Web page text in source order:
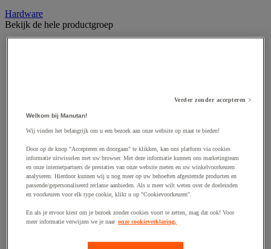
Hardware
Bekijk de hele productgroep
Draadstift
Haak en schroefoog
Ketting en trekkoord
Moer
Nagel en blindklinktang
Plug en pin
Punten, spijkers en nieten
Regelvoet
Ring
Scharnierpen, -strip en geheng
Verder zonder accepteren >
Welkom bij Manutan!
Wij vinden het belangrijk om u een bezoek aan onze website op maat te bieden!
Door op de knop "Accepteren en doorgaan" te klikken, kan ons platform via cookies
informatie uitwisselen met uw browser. Met deze informatie kunnen ons marketingteam
en onze internetpartners de prestaties van onze website meten en uw winkelvoorkeuren
analyseren. Hierdoor kunnen wij u nog meer op uw behoeften afgestemde producten en
passende/gepersonaliseerd reclame aanbieden. Als u meer wilt weten over de doeleinden
en voorkeuren voor elk type cookie, klikt u op "Cookievoorkeuren".
En als je ervoor kiest om je bezoek zonder cookies voort te zetten, mag dat ook! Voor
meer informatie verwijzen we je naar onze cookieverklaring.